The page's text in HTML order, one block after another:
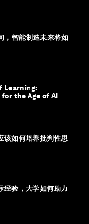
，智能制造未来将如
Learning:
the Age of AI
该如何培养批判性思
经验，大学如何助力